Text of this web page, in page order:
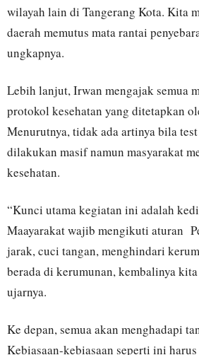
wilayah lain di Tangerang Kota. Kita
daerah memutus mata rantai
ungkapnya.
Lebih lanjut, Irwan mengajak semua
protokol kesehatan yang ditetapkan
Menurutnya, tidak ada artinya bila
dilakukan masif namun masyarakat
kesehatan.
“Kunci utama kegiatan ini adalah
Maayarakat wajib mengikuti aturan
jarak, cuci tangan, menghindari
berada di kerumunan, kembalinya
ujarnya.
Ke depan, semua akan menghadapi
Kebiasaan-kebiasaan seperti ini